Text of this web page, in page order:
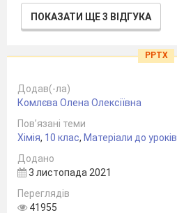
ПОКАЗАТИ ЩЕ 3 ВІДГУКА
PPTX
Додав(-ла)
Комлєва Олена Олексіївна
Пов’язані теми
Хімія, 10 клас, Матеріали до уроків
Додано
3 листопада 2021
Переглядів
41955